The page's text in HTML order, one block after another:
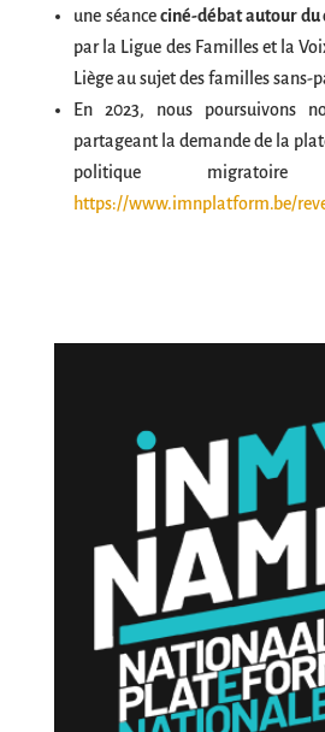
une séanceciné-débat autour
par la Ligue des Familles et la
Liège au sujet des familles sans-
En 2023, nous poursuivons
partageant la demande de la
politique
https://www.imnplatform.be/